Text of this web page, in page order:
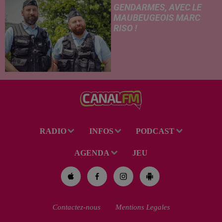
GENDARMES, AVEC LE
MAUBEUGEOIS MARC
RISO !
toutes les salles de cinéma. À
cette occasion, Le Réveil...
RADIO INFOS PODCAST
AGENDA JEU
Contactez-nous Mentions Legales